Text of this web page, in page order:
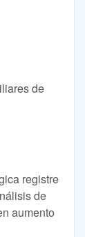
de
registre
de
aumento